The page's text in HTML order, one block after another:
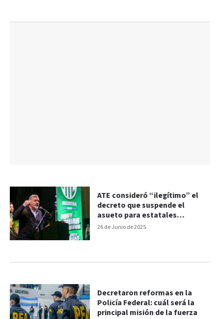
26 de Junio de 2025
ATE consideró “ilegítimo” el
decreto que suspende el
asueto para estatales
nacionales
Decretaron reformas en la
Policía Federal: cuál será la
principal misión de la fuerza